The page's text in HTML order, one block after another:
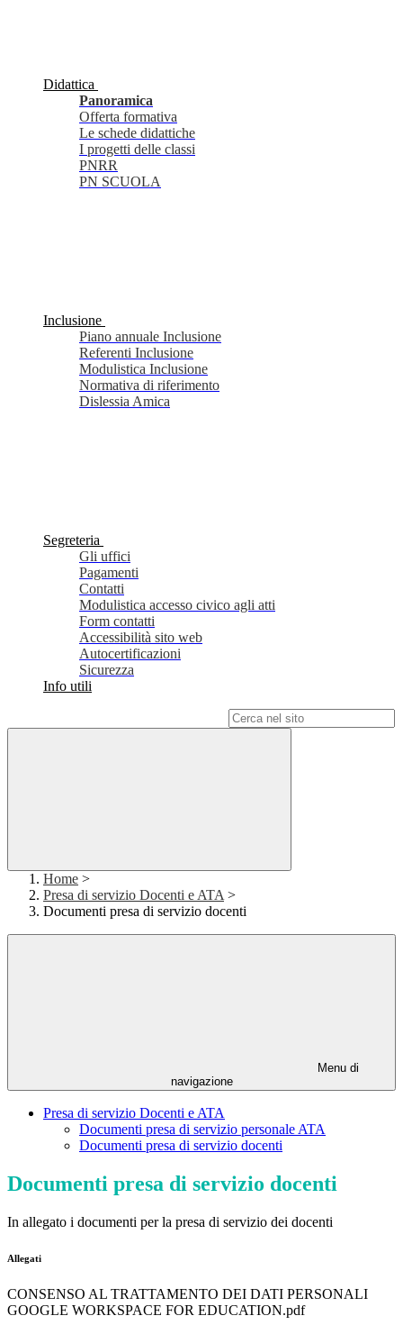
Didattica
Panoramica
Offerta formativa
Le schede didattiche
I progetti delle classi
PNRR
PN SCUOLA
Inclusione
Piano annuale Inclusione
Referenti Inclusione
Modulistica Inclusione
Normativa di riferimento
Dislessia Amica
Segreteria
Gli uffici
Pagamenti
Contatti
Modulistica accesso civico agli atti
Form contatti
Accessibilità sito web
Autocertificazioni
Sicurezza
Info utili
Home >
Presa di servizio Docenti e ATA >
Documenti presa di servizio docenti
Menu di
navigazione
Presa di servizio Docenti e ATA
Documenti presa di servizio personale ATA
Documenti presa di servizio docenti
Documenti presa di servizio docenti
In allegato i documenti per la presa di servizio dei docenti
Allegati
CONSENSO AL TRATTAMENTO DEI DATI PERSONALI
GOOGLE WORKSPACE FOR EDUCATION.pdf